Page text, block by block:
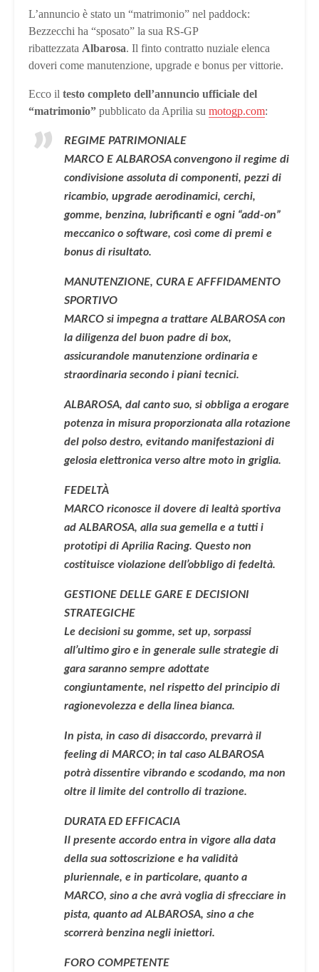
L’annuncio è stato un “matrimonio” nel paddock:
Bezzecchi ha “sposato” la sua RS‑GP
ribattezzata Albarosa. Il finto contratto nuziale elenca
doveri come manutenzione, upgrade e bonus per vittorie.
Ecco il testo completo dell’annuncio ufficiale del
“matrimonio” pubblicato da Aprilia su motogp.com:
REGIME PATRIMONIALE
MARCO E ALBAROSA convengono il regime di
condivisione assoluta di componenti, pezzi di
ricambio, upgrade aerodinamici, cerchi,
gomme, benzina, lubrificanti e ogni “add-on”
meccanico o software, così come di premi e
bonus di risultato.
MANUTENZIONE, CURA E AFFFIDAMENTO
SPORTIVO
MARCO si impegna a trattare ALBAROSA con
la diligenza del buon padre di box,
assicurandole manutenzione ordinaria e
straordinaria secondo i piani tecnici.
ALBAROSA, dal canto suo, si obbliga a erogare
potenza in misura proporzionata alla rotazione
del polso destro, evitando manifestazioni di
gelosia elettronica verso altre moto in griglia.
FEDELTÀ
MARCO riconosce il dovere di lealtà sportiva
ad ALBAROSA, alla sua gemella e a tutti i
prototipi di Aprilia Racing. Questo non
costituisce violazione dell’obbligo di fedeltà.
GESTIONE DELLE GARE E DECISIONI
STRATEGICHE
Le decisioni su gomme, set up, sorpassi
all’ultimo giro e in generale sulle strategie di
gara saranno sempre adottate
congiuntamente, nel rispetto del principio di
ragionevolezza e della linea bianca.
In pista, in caso di disaccordo, prevarrà il
feeling di MARCO; in tal caso ALBAROSA
potrà dissentire vibrando e scodando, ma non
oltre il limite del controllo di trazione.
DURATA ED EFFICACIA
Il presente accordo entra in vigore alla data
della sua sottoscrizione e ha validità
pluriennale, e in particolare, quanto a
MARCO, sino a che avrà voglia di sfrecciare in
pista, quanto ad ALBAROSA, sino a che
scorrerà benzina negli iniettori.
FORO COMPETENTE